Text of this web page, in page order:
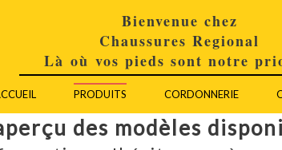
Bienvenue chez
Chaussures Regional
Là où vos pieds sont notre
PRODUITS CORDONNERIE
des modèles